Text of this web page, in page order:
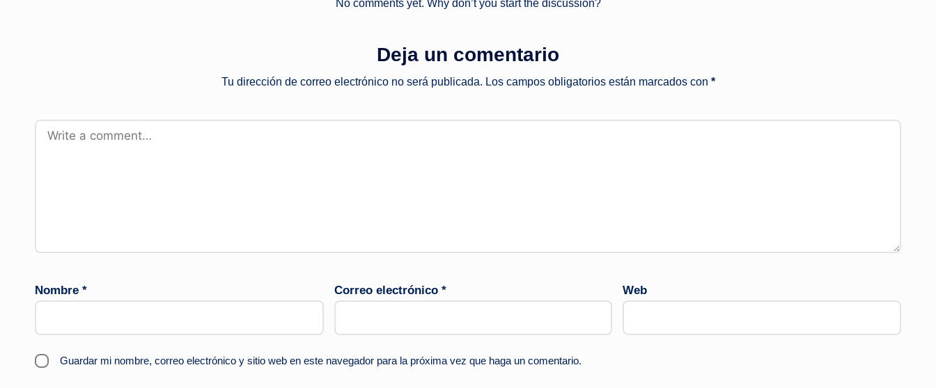
No comments yet. Why don’t you start the discussion?
Deja un comentario
Tu dirección de correo electrónico no será publicada. Los campos obligatorios están marcados con *
Nombre * Correo electrónico * Web
Guardar mi nombre, correo electrónico y sitio web en este navegador para la próxima vez que haga un comentario.